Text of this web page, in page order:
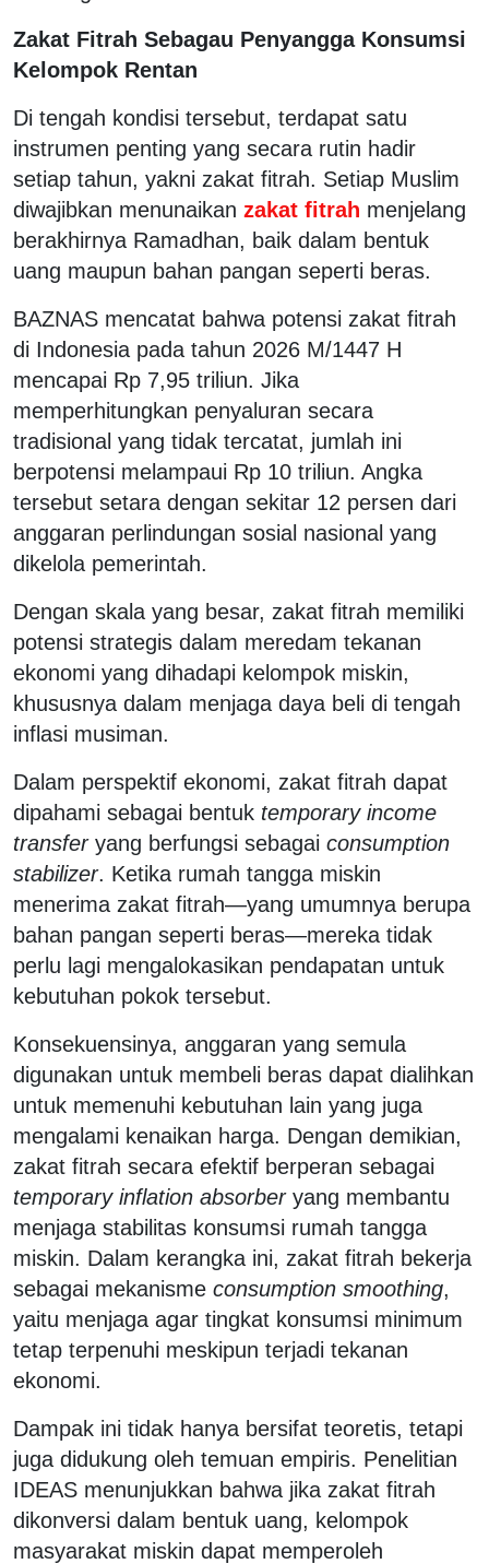
Zakat Fitrah Sebagau Penyangga Konsumsi
Kelompok Rentan
Di tengah kondisi tersebut, terdapat satu
instrumen penting yang secara rutin hadir
setiap tahun, yakni zakat fitrah. Setiap Muslim
diwajibkan menunaikan zakat fitrah menjelang
berakhirnya Ramadhan, baik dalam bentuk
uang maupun bahan pangan seperti beras.
BAZNAS mencatat bahwa potensi zakat fitrah
di Indonesia pada tahun 2026 M/1447 H
mencapai Rp 7,95 triliun. Jika
memperhitungkan penyaluran secara
tradisional yang tidak tercatat, jumlah ini
berpotensi melampaui Rp 10 triliun. Angka
tersebut setara dengan sekitar 12 persen dari
anggaran perlindungan sosial nasional yang
dikelola pemerintah.
Dengan skala yang besar, zakat fitrah memiliki
potensi strategis dalam meredam tekanan
ekonomi yang dihadapi kelompok miskin,
khususnya dalam menjaga daya beli di tengah
inflasi musiman.
Dalam perspektif ekonomi, zakat fitrah dapat
dipahami sebagai bentuk temporary income
transferyang berfungsi sebagai consumption
stabilizer. Ketika rumah tangga miskin
menerima zakat fitrah—yang umumnya berupa
bahan pangan seperti beras—mereka tidak
perlu lagi mengalokasikan pendapatan untuk
kebutuhan pokok tersebut.
Konsekuensinya, anggaran yang semula
digunakan untuk membeli beras dapat dialihkan
untuk memenuhi kebutuhan lain yang juga
mengalami kenaikan harga. Dengan demikian,
zakat fitrah secara efektif berperan sebagai
temporary inflation absorberyang membantu
menjaga stabilitas konsumsi rumah tangga
miskin. Dalam kerangka ini, zakat fitrah bekerja
sebagai mekanisme consumption smoothing,
yaitu menjaga agar tingkat konsumsi minimum
tetap terpenuhi meskipun terjadi tekanan
ekonomi.
Dampak ini tidak hanya bersifat teoretis, tetapi
juga didukung oleh temuan empiris. Penelitian
IDEAS menunjukkan bahwa jika zakat fitrah
dikonversi dalam bentuk uang, kelompok
masyarakat miskin dapat memperoleh